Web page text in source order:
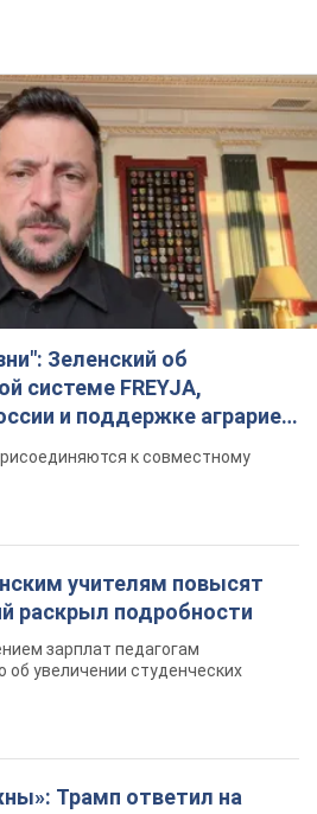
Зеленский об
системе FREYJA,
и поддержке аграриев.
к совместному
учителям повысят
раскрыл подробности
зарплат педагогам
об увеличении студенческих
Трамп ответил на